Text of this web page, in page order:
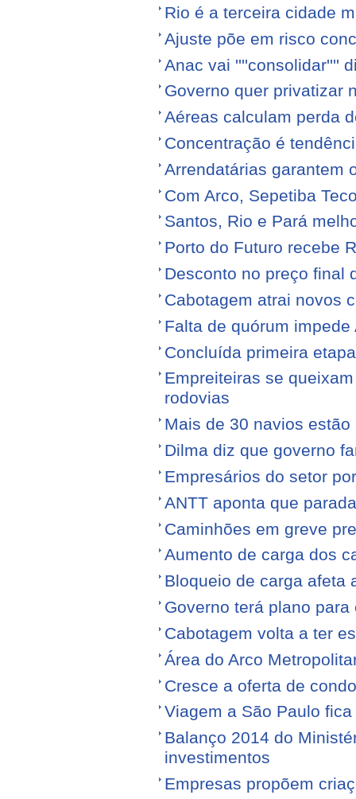
Rio é a terceira cidade
Ajuste põe em risco
Anac vai ''''consolidar''''
Governo quer privatizar
Aéreas calculam perda
Concentração é
Arrendatárias garantem
Com Arco, Sepetiba
Santos, Rio e Pará
Porto do Futuro recebe
Desconto no preço final
Cabotagem atrai novos
Falta de quórum
Concluída primeira
Empreiteiras se
rodovias
Mais de 30 navios
Dilma diz que governo
Empresários do setor
ANTT aponta que
Caminhões em greve
Aumento de carga dos
Bloqueio de carga afeta
Governo terá plano
Cabotagem volta a ter
Área do Arco
Cresce a oferta de
Viagem a São Paulo
Balanço 2014 do
investimentos
Empresas propõem